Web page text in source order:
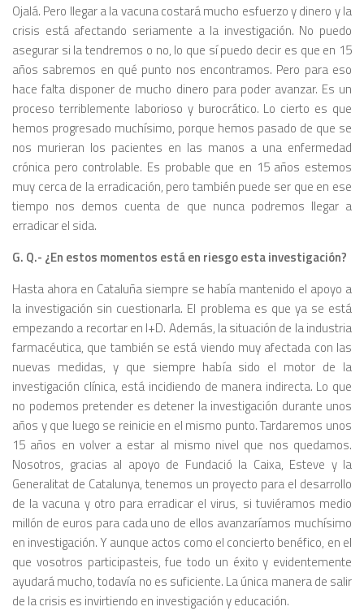
Ojalá. Pero llegar a la vacuna costa­rá mucho esfuerzo y dinero y la
crisis está afectando seriamente a la inves­tigación. No puedo
asegurar si la ten­dremos o no, lo que sí puedo decir es que en 15
años sabremos en qué punto nos encontramos. Pero para eso
hace falta disponer de mucho dinero para poder avanzar. Es un
proceso terri­blemente laborioso y burocrático. Lo cierto es que
hemos progresado muchísimo, porque hemos pasado de que se
nos murieran los pacientes en las manos a una enfermedad
crónica pero controlable. Es probable que en 15 años estemos
muy cerca de la erra­dicación, pero también puede ser que en ese
tiempo nos demos cuenta de que nunca podremos llegar a
erradi­car el sida.
G. Q.- ¿En estos momentos está en riesgo esta investigación?
Hasta ahora en Cataluña siem­pre se había mantenido el apoyo a
la investigación sin cuestionarla. El problema es que ya se está
empe­zando a recortar en I+D. Además, la situación de la industria
farmacéu­tica, que también se está viendo muy afectada con las
nuevas medidas, y que siempre había sido el motor de la
investigación clínica, está inci­diendo de manera indirecta. Lo que
no podemos pretender es detener la investigación durante unos
años y que luego se reinicie en el mismo punto. Tardaremos unos
15 años en volver a estar al mismo nivel que nos quedamos.
Nosotros, gracias al apoyo de Fundació la Caixa, Esteve y la
Generalitat de Catalunya, tene­mos un proyecto para el desarrollo
de la vacuna y otro para erradicar el virus, si tuviéramos medio
millón de euros para cada uno de ellos avanza­ríamos muchísimo
en investigación. Y aunque actos como el concierto benéfico, en el
que vosotros partici­pasteis, fue todo un éxito y evidente­mente
ayudará mucho, todavía no es suficiente. La única manera de salir
de la crisis es invirtiendo en investi­gación y educación.